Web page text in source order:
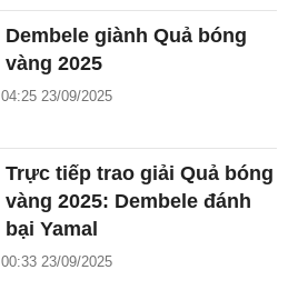
Dembele giành Quả bóng
vàng 2025
04:25 23/09/2025
Trực tiếp trao giải Quả bóng
vàng 2025: Dembele đánh
bại Yamal
00:33 23/09/2025